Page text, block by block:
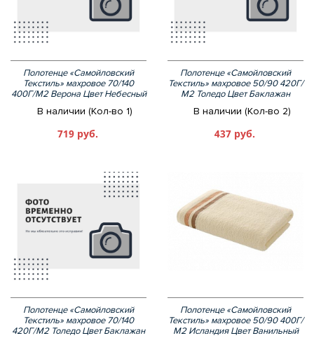
Полотенце «Самойловский
Текстиль» махровое 70/140
400Г/М2 Верона Цвет Небесный
В наличии (Кол-во 1)
719 руб.
Полотенце «Самойловский
Текстиль» махровое 50/90 420Г/
М2 Толедо Цвет Баклажан
В наличии (Кол-во 2)
437 руб.
Полотенце «Самойловский
Текстиль» махровое 70/140
420Г/М2 Толедо Цвет Баклажан
Полотенце «Самойловский
Текстиль» махровое 50/90 400Г/
М2 Исландия Цвет Ванильный